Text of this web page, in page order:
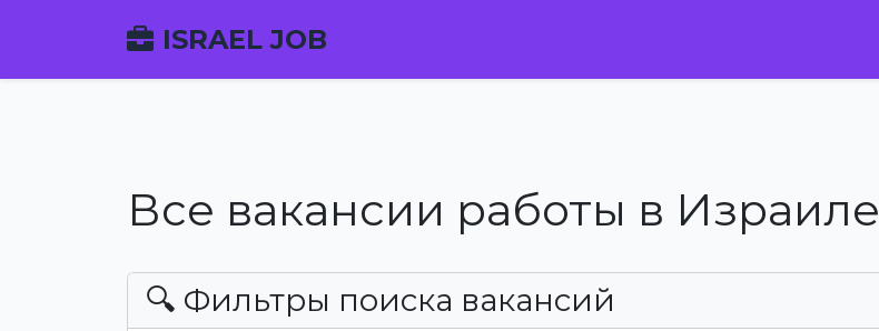
ISRAEL JOB
Все вакансии работы в Израиле
🔍 Фильтры поиска вакансий